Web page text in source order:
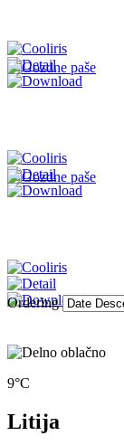
Ordering
9°C
Litija